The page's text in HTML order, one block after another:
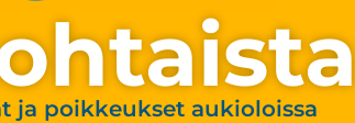
ja poikkeukset aukioloissa